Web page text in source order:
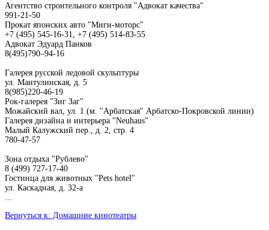
Агентство строительного контроля "Адвокат качества"
991-21-50
Прокат японских авто "Миги-моторс"
+7 (495) 545-16-31, +7 (495) 514-83-55
Адвокат Эдуард Панков
8(495)790–94-16
Галерея русской ледовой скульптуры
ул. Мантулинская, д. 5
8(985)220-46-19
Рок-галерея "Зиг Заг"
Можайский вал, ул. 1 (м. "Арбатская" Арбатско-Покровской линии)
Галерея дизайна и интерьера "Neuhaus"
Малый Калужский пер., д. 2, стр. 4
780-47-57
Зона отдыха "Рублево"
8 (499) 727-17-40
Гостинца для животных "Рets hotel"
ул. Каскадная, д. 32-а
Вернуться к: Домашние кинотеатры